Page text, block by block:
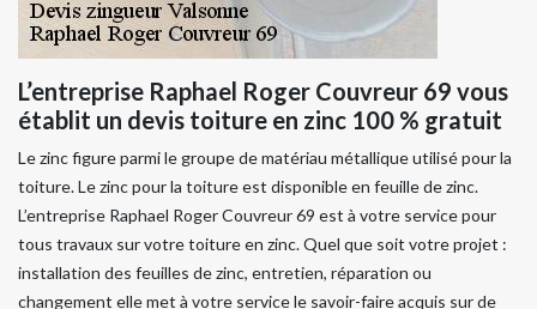
L’entreprise Raphael Roger Couvreur 69 vous
établit un devis toiture en zinc 100 % gratuit
Le zinc figure parmi le groupe de matériau métallique utilisé pour la
toiture. Le zinc pour la toiture est disponible en feuille de zinc.
L’entreprise Raphael Roger Couvreur 69 est à votre service pour
tous travaux sur votre toiture en zinc. Quel que soit votre projet :
installation des feuilles de zinc, entretien, réparation ou
changement elle met à votre service le savoir-faire acquis sur de